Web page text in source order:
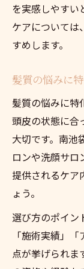
を実感しやすい
ケアについては
すめします。
髪質の悩みに
髪質の悩みに特
頭皮の状態に合
大切です。南池
ロンや洗顔サロ
提供されるケア
ょう。
選び方のポイン
「施術実績」
点が挙げられま